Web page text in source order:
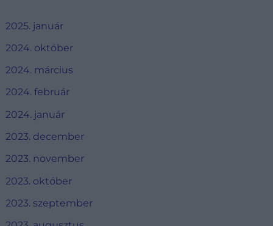
2025. január
2024. október
2024. március
2024. február
2024. január
2023. december
2023. november
2023. október
2023. szeptember